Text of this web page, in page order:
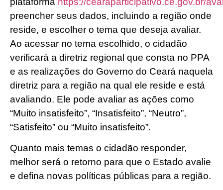
preencher seus dados, incluindo a região onde
reside, e escolher o tema que deseja avaliar.
Ao acessar no tema escolhido, o cidadão
verificará a diretriz regional que consta no PPA
e as realizações do Governo do Ceará naquela
diretriz para a região na qual ele reside e está
avaliando. Ele pode avaliar as ações como
“Muito insatisfeito”, “Insatisfeito”, “Neutro”,
“Satisfeito” ou “Muito insatisfeito”.
Quanto mais temas o cidadão responder,
melhor será o retorno para que o Estado avalie
e defina novas políticas públicas para a região.